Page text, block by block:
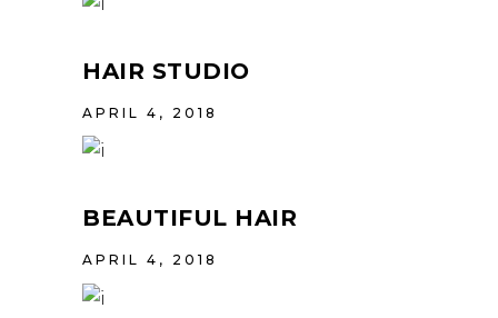
HAIR STUDIO
APRIL 4, 2018
BEAUTIFUL HAIR
APRIL 4, 2018